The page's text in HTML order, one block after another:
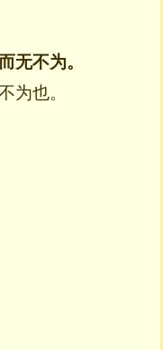
无不为。
为也。